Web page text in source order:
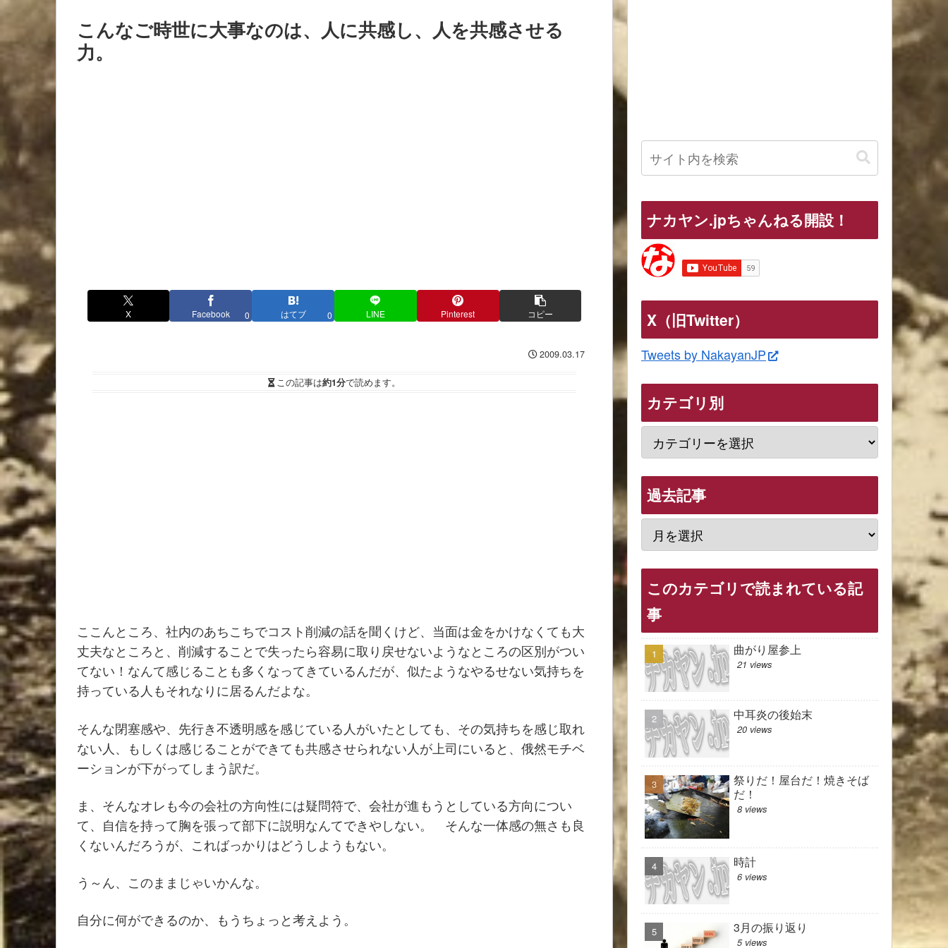
こんなご時世に大事なのは、人に共感し、人を共感させる
力。
X Facebook 0 はてブ 0 LINE Pinterest コピー
2009.03.17
この記事は約1分で読めます。
ここんところ、社内のあちこちでコスト削減の話を聞くけど、当面は金をかけなくても大
丈夫なところと、削減することで失ったら容易に取り戻せないようなところの区別がつい
てない！なんて感じることも多くなってきているんだが、似たようなやるせない気持ちを
持っている人もそれなりに居るんだよな。
そんな閉塞感や、先行き不透明感を感じている人がいたとしても、その気持ちを感じ取れ
ない人、もしくは感じることができても共感させられない人が上司にいると、俄然モチベ
ーションが下がってしまう訳だ。
ま、そんなオレも今の会社の方向性には疑問符で、会社が進もうとしている方向につい
て、自信を持って胸を張って部下に説明なんてできやしない。 そんな一体感の無さも良
くないんだろうが、こればっかりはどうしようもない。
う～ん、このままじゃいかんな。
自分に何ができるのか、もうちょっと考えよう。
ナカヤン.jpちゃんねる開設！
X（旧Twitter）
Tweets by NakayanJP
カテゴリ別
過去記事
このカテゴリで読まれている記
事
曲がり屋参上
21 views
中耳炎の後始末
20 views
祭りだ！屋台だ！焼きそば
だ！
8 views
時計
6 views
3月の振り返り
5 views